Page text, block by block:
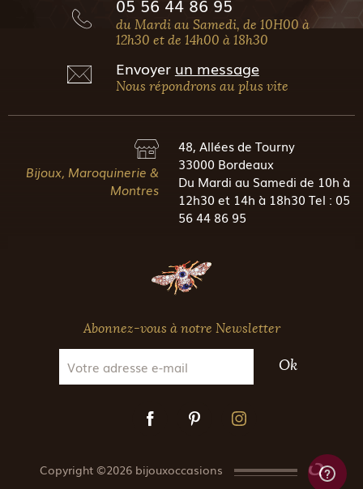
05 56 44 86 95
du Mardi au Samedi, de 10H00 à
12h30 et de 14h00 à 18h30
Envoyer un message
Nous répondrons au plus vite
Bijoux, Maroquinerie &
Montres
48, Allées de Tourny
33000 Bordeaux
Du Mardi au Samedi de 10h à
12h30 et 14h à 18h30 Tel : 05
56 44 86 95
Abonnez-vous à notre Newsletter
Ok
Copyright ©2026 bijouxoccasions